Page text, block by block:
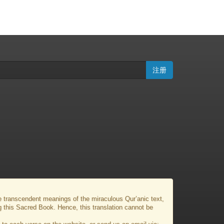
注册
meanings of the miraculous Qur’anic text,
Sacred Book. Hence, this translation cannot be